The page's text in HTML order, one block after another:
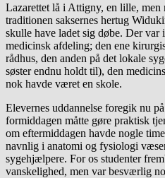
Lazarettet lå i Attigny, en lille, men
traditionen saksernes hertug
skulle have ladet sig døbe. Der var
medicinsk afdeling; den ene
rådhus, den anden på det lokale
søster endnu holdt til), den
nok havde været en skole.
Elevernes uddannelse foregik nu
formiddagen måtte gøre praktisk
om eftermiddagen havde nogle
navnlig i anatomi og fysiologi
sygehjælpere. For os studenter
vanskelighed, men var besværlig